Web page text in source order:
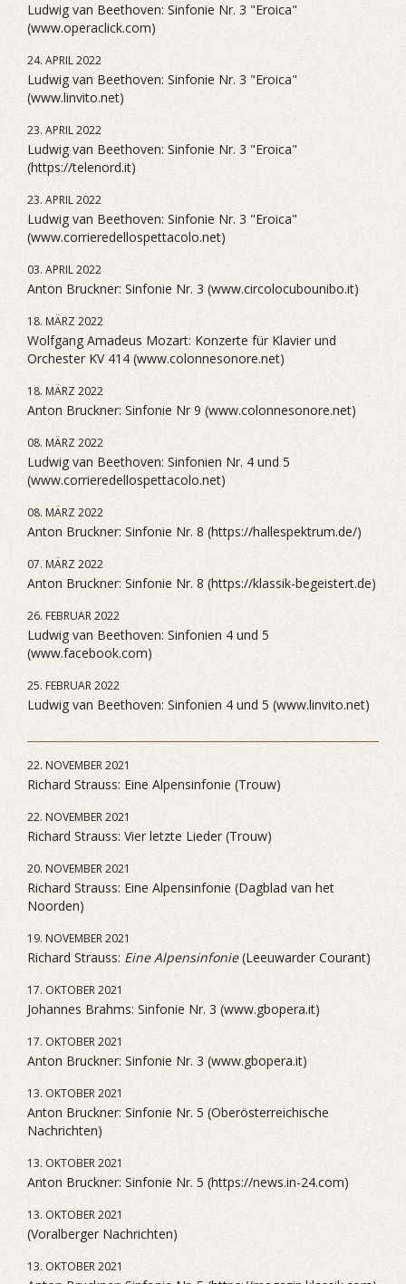
Ludwig van Beethoven: Sinfonie Nr. 3 "Eroica"
(www.operaclick.com)
24. APRIL 2022
Ludwig van Beethoven: Sinfonie Nr. 3 "Eroica"
(www.linvito.net)
23. APRIL 2022
Ludwig van Beethoven: Sinfonie Nr. 3 "Eroica"
(https://telenord.it)
23. APRIL 2022
Ludwig van Beethoven: Sinfonie Nr. 3 "Eroica"
(www.corrieredellospettacolo.net)
03. APRIL 2022
Anton Bruckner: Sinfonie Nr. 3 (www.circolocubounibo.it)
18. MÄRZ 2022
Wolfgang Amadeus Mozart: Konzerte für Klavier und
Orchester KV 414 (www.colonnesonore.net)
18. MÄRZ 2022
Anton Bruckner: Sinfonie Nr 9 (www.colonnesonore.net)
08. MÄRZ 2022
Ludwig van Beethoven: Sinfonien Nr. 4 und 5
(www.corrieredellospettacolo.net)
08. MÄRZ 2022
Anton Bruckner: Sinfonie Nr. 8 (https://hallespektrum.de/)
07. MÄRZ 2022
Anton Bruckner: Sinfonie Nr. 8 (https://klassik-begeistert.de)
26. FEBRUAR 2022
Ludwig van Beethoven: Sinfonien 4 und 5
(www.facebook.com)
25. FEBRUAR 2022
Ludwig van Beethoven: Sinfonien 4 und 5 (www.linvito.net)
22. NOVEMBER 2021
Richard Strauss: Eine Alpensinfonie (Trouw)
22. NOVEMBER 2021
Richard Strauss: Vier letzte Lieder (Trouw)
20. NOVEMBER 2021
Richard Strauss: Eine Alpensinfonie (Dagblad van het
Noorden)
19. NOVEMBER 2021
Richard Strauss: Eine Alpensinfonie(Leeuwarder Courant)
17. OKTOBER 2021
Johannes Brahms: Sinfonie Nr. 3 (www.gbopera.it)
17. OKTOBER 2021
Anton Bruckner: Sinfonie Nr. 3 (www.gbopera.it)
13. OKTOBER 2021
Anton Bruckner: Sinfonie Nr. 5 (Oberösterreichische
Nachrichten)
13. OKTOBER 2021
Anton Bruckner: Sinfonie Nr. 5 (https://news.in-24.com)
13. OKTOBER 2021
(Voralberger Nachrichten)
13. OKTOBER 2021